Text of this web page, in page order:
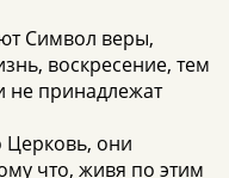
Символ веры,
воскресение, тем
не принадлежат
они
что, живя по этим